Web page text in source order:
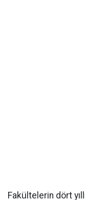
Fakültelerin dört